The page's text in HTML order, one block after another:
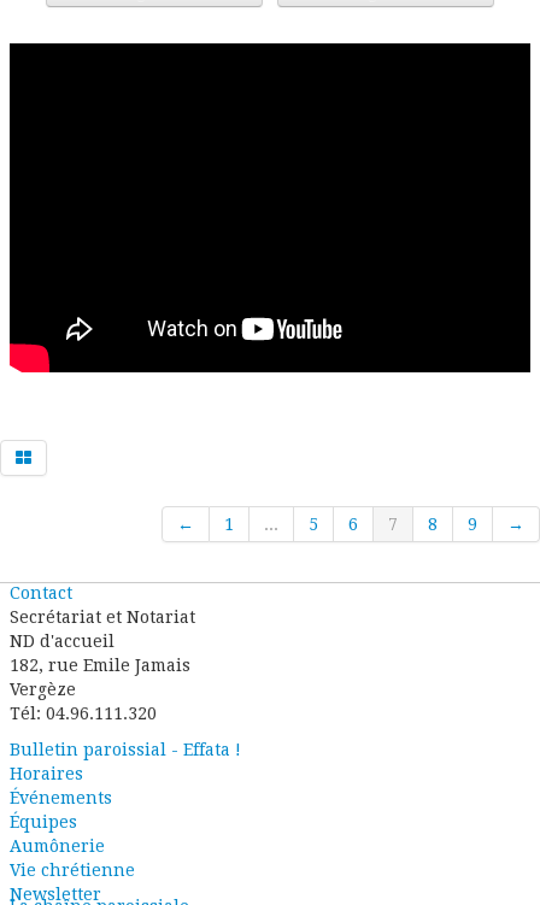
← 1 ... 5 6 7 8 9 →
Contact
Secrétariat et Notariat
ND d'accueil
182, rue Emile Jamais
Vergèze
Tél: 04.96.111.320
Bulletin paroissial - Effata !
Horaires
Événements
Équipes
Aumônerie
Vie chrétienne
Newsletter